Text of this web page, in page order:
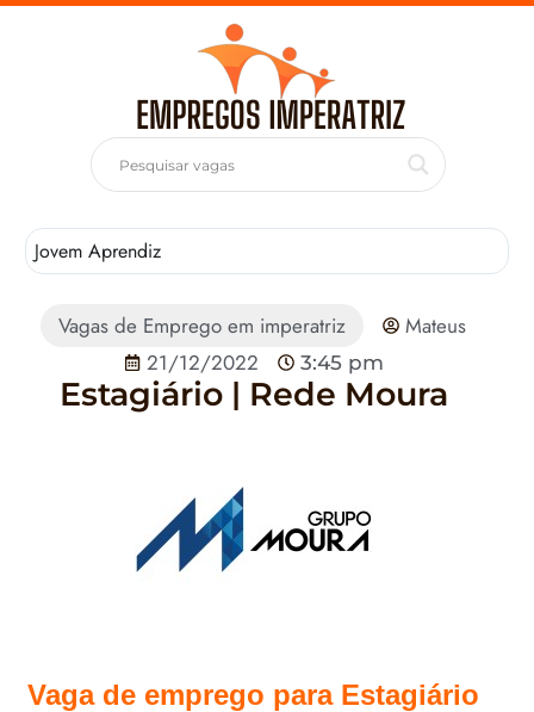
Jovem Aprendiz
Vagas de Emprego em imperatriz
Mateus
21/12/2022
3:45 pm
Estagiário | Rede Moura
Vaga de emprego para Estagiário